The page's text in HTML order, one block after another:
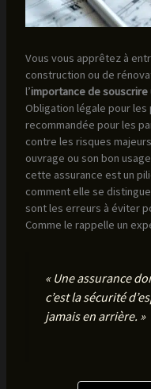
Vous vous apprêtez à
construction ou de
l’importance de souscrire
Obligation légale pour
recommandée pour les
contre les risques
ouvrage ou son bon
cette assurance est un
comment elle se
sont les erreurs à éviter
Comme le rappelle un
« Une assurance
c’est la sécurité
jamais en arrière. »